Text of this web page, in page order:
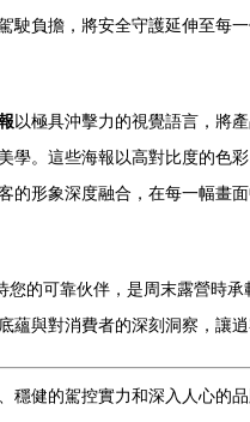
負擔，將安全守護延伸至每一
以極具沖擊力的視覺語言，將
。這些海報以高對比度的
的形象深度融合，在每一幅畫
您的可靠伙伴，是周末露營時
與對消費者的深刻洞察，讓
健的駕控實力和深入人心的